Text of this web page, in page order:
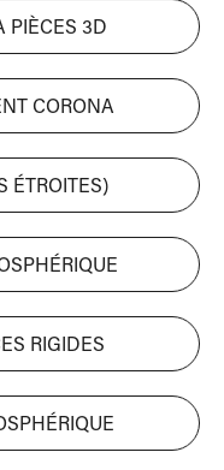
PIÈCES 3D
CORONA
ÉTROITES)
RIGIDES